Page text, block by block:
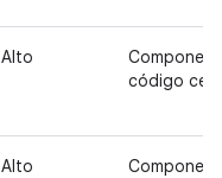
Alto
código
Alto